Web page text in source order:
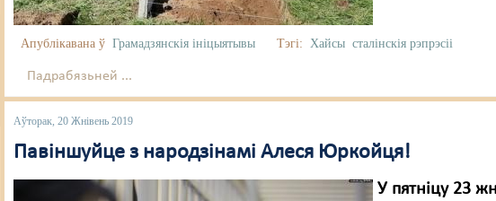
Апублікавана ў Грамадзянскія ініцыятывы Тэгі: Хайсы сталінскія рэпрэсіі
Падрабязьней ...
Аўторак, 20 Жнівень 2019
Павіншуйце з народзінамі Алеся Юркойця!
У пятніцу 23